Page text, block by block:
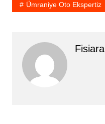
Ümraniye Oto Ekspertiz
Fisiara